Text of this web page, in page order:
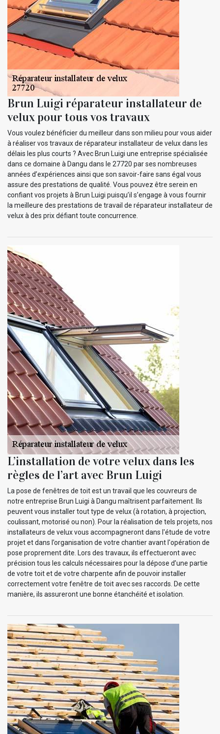
Brun Luigi réparateur installateur de
velux pour tous vos travaux
Vous voulez bénéficier du meilleur dans son milieu pour vous aider
à réaliser vos travaux de réparateur installateur de velux dans les
délais les plus courts ? Avec Brun Luigi une entreprise spécialisée
dans ce domaine à Dangu dans le 27720 par ses nombreuses
années d’expériences ainsi que son savoir-faire sans égal vous
assure des prestations de qualité. Vous pouvez être serein en
confiant vos projets à Brun Luigi puisqu’il s’engage à vous fournir
la meilleure des prestations de travail de réparateur installateur de
velux à des prix défiant toute concurrence.
L’installation de votre velux dans les
règles de l’art avec Brun Luigi
La pose de fenêtres de toit est un travail que les couvreurs de
notre entreprise Brun Luigi à Dangu maîtrisent parfaitement. Ils
peuvent vous installer tout type de velux (à rotation, à projection,
coulissant, motorisé ou non). Pour la réalisation de tels projets, nos
installateurs de velux vous accompagneront dans l'étude de votre
projet et dans l’organisation de votre chantier avant l'opération de
pose proprement dite. Lors des travaux, ils effectueront avec
précision tous les calculs nécessaires pour la dépose d’une partie
de votre toit et de votre charpente afin de pouvoir installer
correctement votre fenêtre de toit avec ses raccords. De cette
manière, ils assureront une bonne étanchéité et isolation.